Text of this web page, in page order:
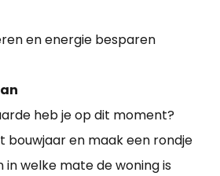
en energie besparen
heb je op dit moment?
bouwjaar en maak een rondje
in welke mate de woning is